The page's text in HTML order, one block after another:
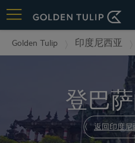
Golden Tulip 印度尼西亚
登巴
返回印度尼